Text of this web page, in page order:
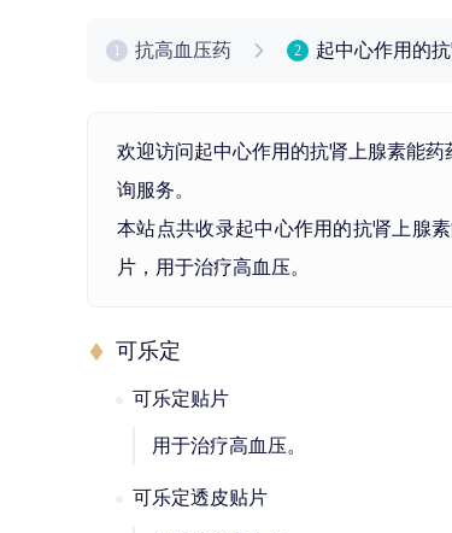
抗高血压药 2 起中心作用的
欢迎访问起中心作用的抗肾上腺素能
询服务。
本站点共收录起中心作用的抗肾上腺
片，用于治疗高血压。
可乐定
可乐定贴片
用于治疗高血压。
可乐定透皮贴片